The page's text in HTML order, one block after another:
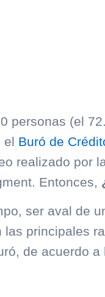
personas (el
el Buró de
realizado por
Entonces,
ser aval de
principales
de acuerdo